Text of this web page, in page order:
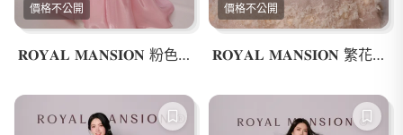
價格不公開
𝐑𝐎𝐘𝐀𝐋 𝐌𝐀𝐍𝐒𝐈𝐎𝐍 粉色公主禮服
價格不公開
𝐑𝐎𝐘𝐀𝐋 𝐌𝐀𝐍𝐒𝐈𝐎𝐍 繁花星語婚紗